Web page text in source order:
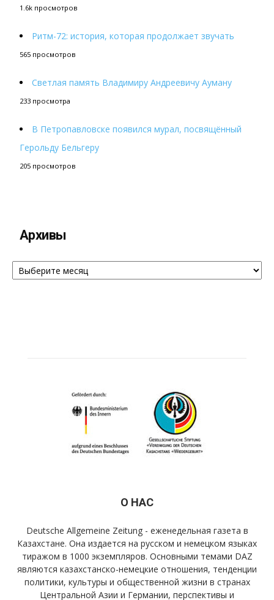
1.6k просмотров
Ритм-72: история, которая продолжает звучать
565 просмотров
Светлая память Владимиру Андреевичу Ауману
233 просмотра
В Петропавловске появился мурал, посвящённый
Герольду Бельгеру
205 просмотров
Архивы
Архивы
О НАС
Deutsche Allgemeine Zeitung - еженедельная газета в
Казахстане. Она издается на русском и немецком языках
тиражом в 1000 экземпляров. Основными темами DAZ
являются казахстанско-немецкие отношения, тенденции
политики, культуры и общественной жизни в странах
Центральной Азии и Германии, перспективы и